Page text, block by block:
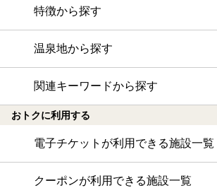
特徴から探す
温泉地から探す
関連キーワードから探す
おトクに利用する
電子チケットが利用できる施設一覧
クーポンが利用できる施設一覧